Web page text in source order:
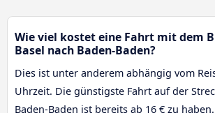
Wie viel kostet eine Fahrt mit dem
Basel nach Baden-Baden?
Dies ist unter anderem abhängig vom
Uhrzeit. Die günstigste Fahrt auf der
Baden-Baden ist bereits ab 16 € zu